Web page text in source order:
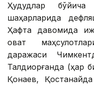
Ҳудудлар бўйича
шаҳарларида
Ҳафта давомида
овқат
даражаси
Талдиқорғанда (ҳар
Қонаев,